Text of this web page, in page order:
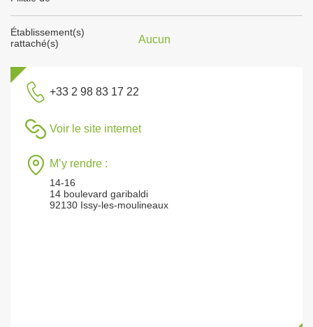
Établissement(s)
rattaché(s)
Aucun
+33 2 98 83 17 22
Voir le site internet
M’y rendre :
14-16
14 boulevard garibaldi
92130 Issy-les-moulineaux